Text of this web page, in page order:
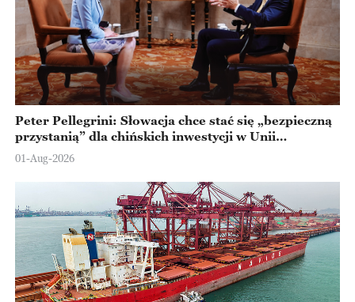
Peter Pellegrini: Słowacja chce stać się „bezpieczną
przystanią” dla chińskich inwestycji w Unii
Europejskiej
01-Aug-2026